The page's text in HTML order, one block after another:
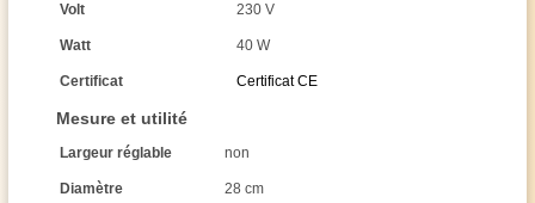
Volt 230 V
Watt 40 W
Certificat Certificat CE
Mesure et utilité
Largeur réglable non
Diamètre 28 cm